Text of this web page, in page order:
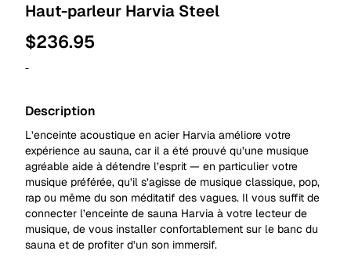
Haut-parleur Harvia Steel
$236.95
-
Description
L’enceinte acoustique en acier Harvia améliore votre
expérience au sauna, car il a été prouvé qu’une musique
agréable aide à détendre l’esprit — en particulier votre
musique préférée, qu’il s’agisse de musique classique, pop,
rap ou même du son méditatif des vagues. Il vous suffit de
connecter l’enceinte de sauna Harvia à votre lecteur de
musique, de vous installer confortablement sur le banc du
sauna et de profiter d’un son immersif.